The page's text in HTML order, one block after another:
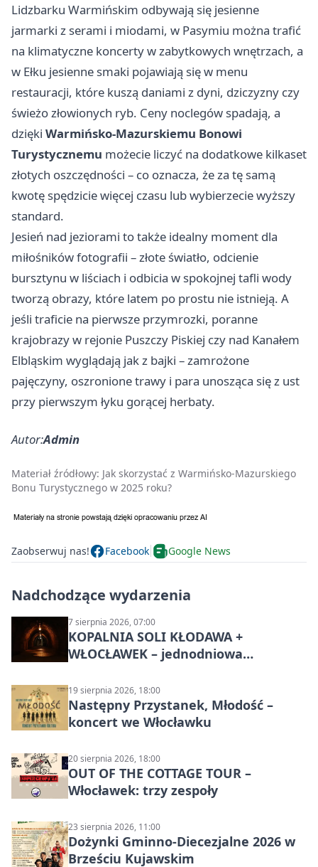
Lidzbarku Warmińskim odbywają się jesienne
jarmarki z serami i miodami, w Pasymiu można trafić
na klimatyczne koncerty w zabytkowych wnętrzach, a
w Ełku jesienne smaki pojawiają się w menu
restauracji, które kuszą daniami z dyni, dziczyzny czy
świeżo złowionych ryb. Ceny noclegów spadają, a
dzięki Warmińsko-Mazurskiemu Bonowi
Turystycznemu możecie liczyć na dodatkowe kilkaset
złotych oszczędności – co oznacza, że za tę samą
kwotę spędzicie więcej czasu lub wybierzecie wyższy
standard.
Jesień nad jeziorami to także idealny moment dla
miłośników fotografii – złote światło, odcienie
bursztynu w liściach i odbicia w spokojnej tafli wody
tworzą obrazy, które latem po prostu nie istnieją. A
jeśli traficie na pierwsze przymrozki, poranne
krajobrazy w rejonie Puszczy Piskiej czy nad Kanałem
Elbląskim wyglądają jak z bajki – zamrożone
pajęczyny, oszronione trawy i para unosząca się z ust
przy pierwszym łyku gorącej herbaty.
Autor:Admin
Materiał źródłowy: Jak skorzystać z Warmińsko-Mazurskiego
Bonu Turystycznego w 2025 roku?
Zaobserwuj nas! Facebook Google News
Nadchodzące wydarzenia
7 sierpnia 2026, 07:00
KOPALNIA SOLI KŁODAWA +
WŁOCŁAWEK – jednodniowa
19 sierpnia 2026, 18:00
Następny Przystanek, Młodość –
koncert we Włocławku
20 sierpnia 2026, 18:00
OUT OF THE COTTAGE TOUR –
Włocławek: trzy zespoły
23 sierpnia 2026, 11:00
Dożynki Gminno-Diecezjalne 2026 w
Brześciu Kujawskim